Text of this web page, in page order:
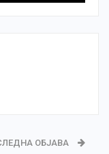
ОБЈАВА